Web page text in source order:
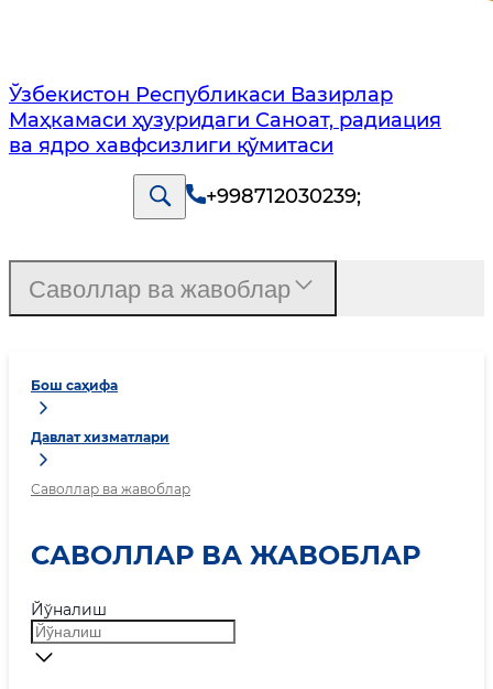
Ўзбекистон Республикаси Вазирлар
Маҳкамаси ҳузуридаги Саноат, радиация
ва ядро хавфсизлиги қўмитаси
+998712030239;
Бош саҳифа
Давлат хизматлари
Саволлар ва жавоблар
САВОЛЛАР ВА ЖАВОБЛАР
Йўналиш
Саволлар ва жавоблар